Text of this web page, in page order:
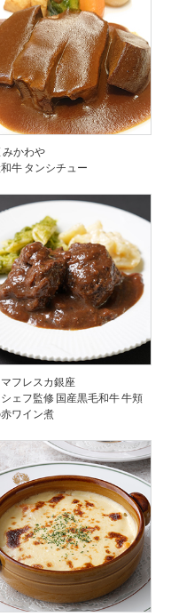
みかわや
牛 タンシチュー
フレスカ銀座
ェフ監修 国産黒毛和牛 牛頬
ワイン煮